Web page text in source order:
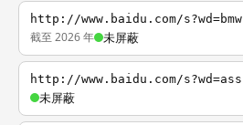
http://www.baidu.com/s?wd=bmw
截至 2026 年 未屏蔽
http://www.baidu.com/s?wd=ass
未屏蔽